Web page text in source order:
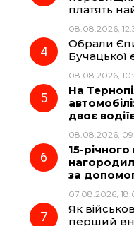
k
платять
08.08.2026,
Обрали
Бучацької
08.08.2026,
На
двоє
08.08.2026,
15-
за
07.08.2026,
Як
перший